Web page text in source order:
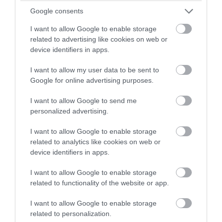
Google consents
I want to allow Google to enable storage
related to advertising like cookies on web or
device identifiers in apps.
I want to allow my user data to be sent to
Google for online advertising purposes.
I want to allow Google to send me
personalized advertising.
I want to allow Google to enable storage
related to analytics like cookies on web or
device identifiers in apps.
I want to allow Google to enable storage
related to functionality of the website or app.
I want to allow Google to enable storage
related to personalization.
χώρα σε ένα μοναστήρι το οποίο
βρίσκεται στην Βόρεια Ελλάδα. Σε αυτό
το μοναστήρι ζούσαν περίπου πενήντα
μοναχές μαζί με την ηγουμένη. Η ζωή
έκαναν σχεδόν κάθε μέρα τις ίδιες
δουλειές.
Μια μέρα σαν όλες τις άλλες είχαν
καθίσει όλες οι μοναχές να φάνε και
ξεκίνησε μια συζήτηση άγνωστου
περιεχομένου. Πάνω στην κουβέντα όμως
ξέσπασε μια έντονη λογομαχία ανάμεσα
στην ηγουμένη και σε μια μοναχή. Οι